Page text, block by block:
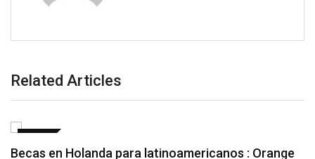
Related Articles
Becas en Holanda para latinoamericanos : Orange